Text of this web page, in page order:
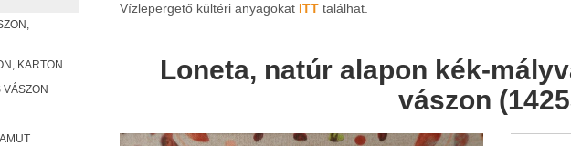
Vízlepergető kültéri anyagokat ITT találhat.
Loneta, natúr alapon kék-
vászon
KARTON